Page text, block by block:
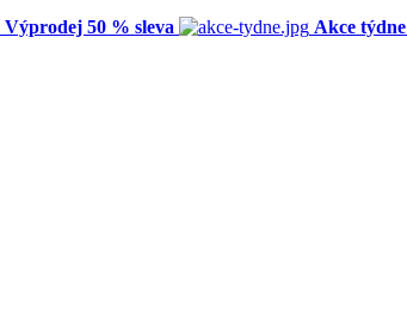
Výprodej 50 % sleva Akce týdne